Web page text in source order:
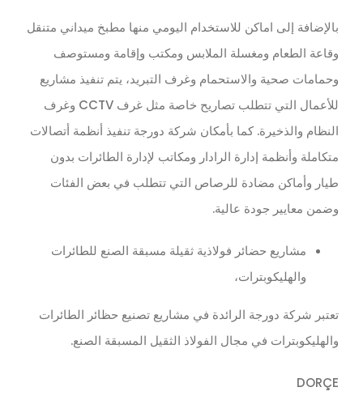
بالإضافة إلى اماكن للاستخدام اليومي منها مطبخ ميداني متنقل
وقاعة الطعام ومغسلة الملابس ومكتب وإقامة ومستوصف
وحمامات صحية والاستحمام وغرف التبريد، يتم تنفيذ مشاريع
للأعمال التي تتطلب تصاريح خاصة مثل غرف CCTV وغرف
النظام والذخيرة. كما بأمكان شركة دورجة تنفيذ أنظمة أتصالات
متكاملة وأنظمة إدارة الرادار ومكاتب لإدارة الطائرات بدون
طيار وأماكن مضادة للرصاص التي تتطلب في بعض الفئات
وضمن معايير جودة عالية.
مشاريع حضائر فولاذية ثقيلة مسبقة الصنع للطائرات
والهليكوبترات،
تعتبر شركة دورجة الرائدة في مشاريع تصنيع حظائر الطائرات
والهليكوبترات في مجال الفولاذ الثقيل المسبقة الصنع.
DORÇE